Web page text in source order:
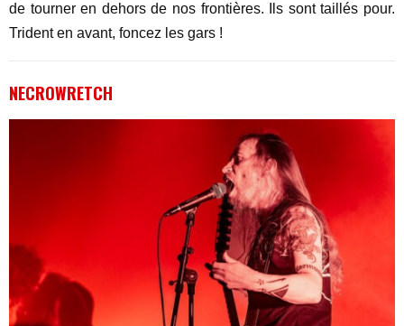
de tourner en dehors de nos frontières. Ils sont taillés pour.
Trident en avant, foncez les gars !
NECROWRETCH